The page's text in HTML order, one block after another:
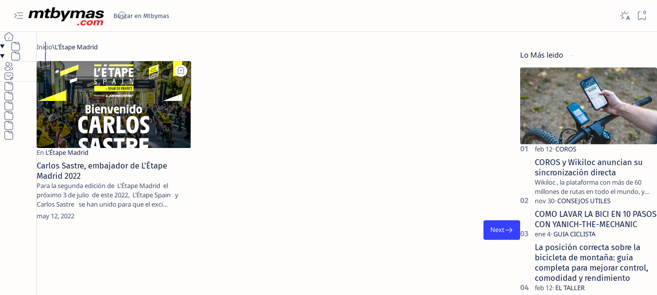
Carlos Sastre, embajador de L'Étape
Madrid 2022
Para la segunda edición de L’Étape Madrid el
próximo 3 de julio de este 2022, L’Étape Spain y
Carlos Sastre se han unido para que el exci…
Lo Más leido
COROS y Wikiloc anuncian su
sincronización directa
Wikiloc , la plataforma con más de 60
millones de rutas en todo el mundo, y
COROS , marca de dispositivos GPS
reconocida mundialmente por su
tecnolo…
COMO LAVAR LA BICI EN 10 PASOS
CON YANICH-THE-MECHANIC
La posición correcta sobre la
bicicleta de montaña: guía
completa para mejorar control,
comodidad y rendimiento